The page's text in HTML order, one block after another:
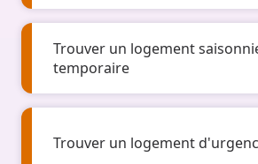
Trouver un logement
temporaire
Trouver un logement